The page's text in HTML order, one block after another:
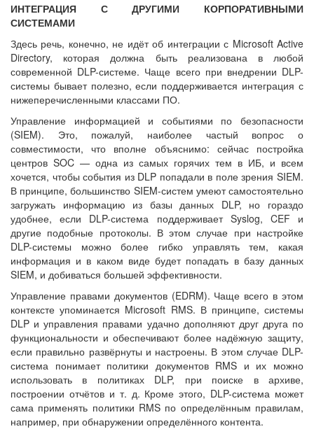
ИНТЕГРАЦИЯ С ДРУГИМИ КОРПОРАТИВНЫМИ
СИСТЕМАМИ
Здесь речь, конечно, не идёт об интеграции с Microsoft Active
Directory, которая должна быть реализована в любой
современной DLP-системе. Чаще всего при внедрении DLP-
системы бывает полезно, если поддерживается интеграция с
нижеперечисленными классами ПО.
Управление информацией и событиями по безопасности
(SIEM). Это, пожалуй, наиболее частый вопрос о
совместимости, что вполне объяснимо: сейчас постройка
центров SOC — одна из самых горячих тем в ИБ, и всем
хочется, чтобы события из DLP попадали в поле зрения SIEM.
В принципе, большинство SIEM-систем умеют самостоятельно
загружать информацию из базы данных DLP, но гораздо
удобнее, если DLP-система поддерживает Syslog, CEF и
другие подобные протоколы. В этом случае при настройке
DLP-системы можно более гибко управлять тем, какая
информация и в каком виде будет попадать в базу данных
SIEM, и добиваться большей эффективности.
Управление правами документов (EDRM). Чаще всего в этом
контексте упоминается Microsoft RMS. В принципе, системы
DLP и управления правами удачно дополняют друг друга по
функциональности и обеспечивают более надёжную защиту,
если правильно развёрнуты и настроены. В этом случае DLP-
система понимает политики документов RMS и их можно
использовать в политиках DLP, при поиске в архиве,
построении отчётов и т. д. Кроме этого, DLP-система может
сама применять политики RMS по определённым правилам,
например, при обнаружении определённого контента.